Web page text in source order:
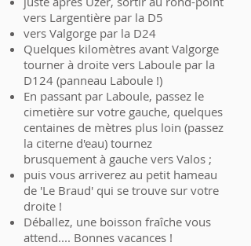
vers Largentière par la D5
vers Valgorge par la D24
Quelques kilomètres avant Valgorge
tourner à droite vers Laboule par la
D124 (panneau Laboule !)
En passant par Laboule, passez le
cimetière sur votre gauche, quelques
centaines de mètres plus loin (passez
la citerne d'eau) tournez
brusquement à gauche vers Valos ;
puis vous arriverez au petit hameau
de 'Le Braud' qui se trouve sur votre
droite !
Déballez, une boisson fraîche vous
attend.... Bonnes vacances !